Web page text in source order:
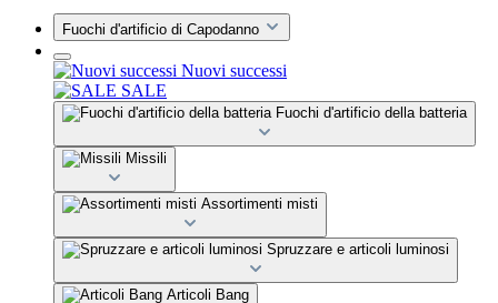
Fuochi d'artificio di Capodanno
Nuovi successi
SALE
Fuochi d'artificio della batteria
Missili
Assortimenti misti
Spruzzare e articoli luminosi
Articoli Bang